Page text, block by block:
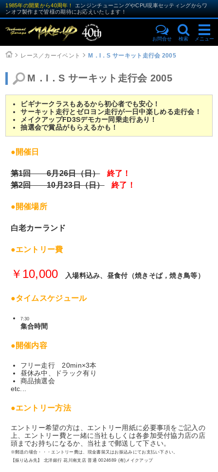
1985年の開業から40周年！
エンジンチューニングやCPU現車セッティングからワ
ンオフ製作まで皆様の期待にお応えいたします！
お問合せ 検索 メニュー
レース／カーイベント M．I．S サーキット走行会 2005
M．I．S サーキット走行会 2005
ビギナークラスもあるから初心者でも安心！
サーキット走行とゼロヨン走行が一日中楽しめる走行会！
メイクアップFD3Sデモカー同乗走行あり！
抽選会で賞品がもらえるかも！
●開催日
第1回 6月26日（日）
終了！
第2回 10月23日（日）
終了！
●開催場所
白老カーランド
●エントリー費
￥10,000 入場料込み、昼食付（焼きそば，焼き鳥等）
●タイムスケジュール
7:30
集合時間
●開催内容
フリー走行 20min×3本
昼休み中、ドラック有り
商品抽選会
etc...
●エントリー方法
エントリー希望の方は、エントリー用紙に必要事項をご記入の
上、エントリー費と一緒に当社もしくは各参加受付協力店の店
頭までお持ちになるか、当社まで郵送して下さい。
※郵送の場合・・・エントリー費は、現金書留又はお振込みにてお支払い下さい。
【振り込み先】 北洋銀行 花川南支店 普通 0024689 (有)メイクアップ